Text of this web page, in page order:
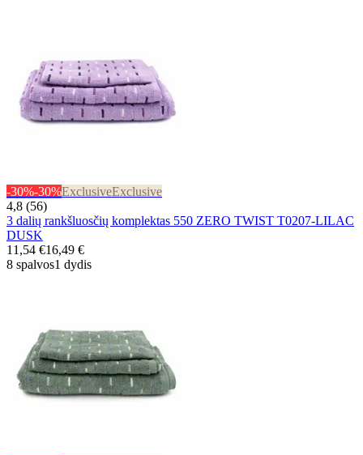
-30%-30%ExclusiveExclusive
4,8 (56)
3 dalių rankšluosčių komplektas 550 ZERO TWIST T0207-LILAC
DUSK
11,54 €16,49 €
8 spalvos1 dydis